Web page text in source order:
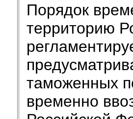
Порядок
территорию
таможенных
временно